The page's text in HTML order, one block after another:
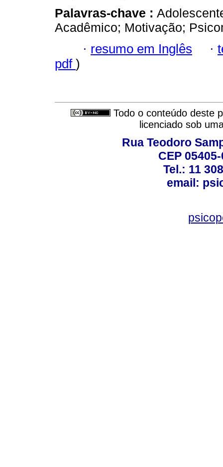
Palavras-chave :
Acadêmico; Motivação;
· resumo em Inglês ·
pdf )
Todo o conteúdo deste
licenciado sob
Rua Teodoro
CEP
Tel.: 11
email: